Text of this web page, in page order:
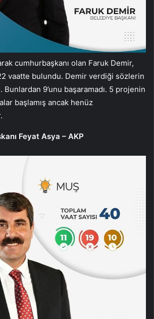
cumhurbaşkanı olan Faruk Demir,
vaatte bulundu. Demir verdiği sözlerin
Bunlardan 9’unu başaramadı. 5 projenin
başlamış ancak henüz
Feyat Asya – AKP